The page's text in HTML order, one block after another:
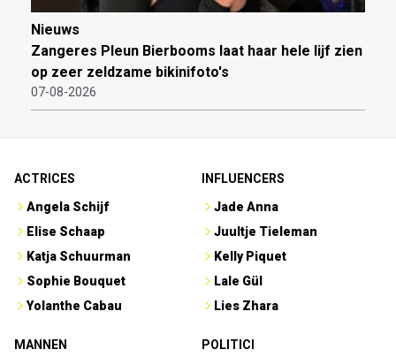
Nieuws
Zangeres Pleun Bierbooms laat haar hele lijf zien
op zeer zeldzame bikinifoto's
07-08-2026
ACTRICES
Angela Schijf
Elise Schaap
Katja Schuurman
Sophie Bouquet
Yolanthe Cabau
INFLUENCERS
Jade Anna
Juultje Tieleman
Kelly Piquet
Lale Gül
Lies Zhara
MANNEN
POLITICI